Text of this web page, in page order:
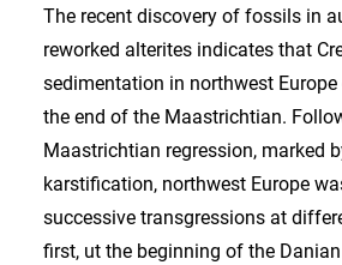
The recent discovery of fossils in
reworked alterites indicates that
sedimentation in northwest
the end of the Maastrichtian.
Maastrichtian regression, marked
karstification, northwest Europe
successive transgressions at
first, ut the beginning of the